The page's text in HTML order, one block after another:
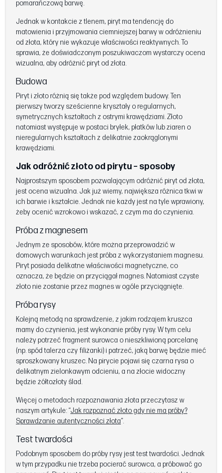
pomarańczową barwę.
Jednak w kontakcie z tlenem, piryt ma tendencję do
matowienia i przyjmowania ciemniejszej barwy w odróżnieniu
od złota, który nie wykazuje właściwości reaktywnych. To
sprawia, że doświadczonym poszukiwaczom wystarczy ocena
wizualna, aby odróżnić piryt od złota.
Budowa
Piryt i złoto różnią się także pod względem budowy. Ten
pierwszy tworzy sześcienne kryształy o regularnych,
symetrycznych kształtach z ostrymi krawędziami. Złoto
natomiast występuje w postaci bryłek, płatków lub ziaren o
nieregularnych kształtach z delikatnie zaokrąglonymi
krawędziami.
Jak odróżnić złoto od pirytu – sposoby
Najprostszym sposobem pozwalającym odróżnić piryt od złota,
jest ocena wizualna. Jak już wiemy, największa różnica tkwi w
ich barwie i kształcie. Jednak nie każdy jest na tyle wprawiony,
żeby ocenić wzrokowo i wskazać, z czym ma do czynienia.
Próba z magnesem
Jednym ze sposobów, które można przeprowadzić w
domowych warunkach jest próba z wykorzystaniem magnesu.
Piryt posiada delikatne właściwości magnetyczne, co
oznacza, że będzie on przyciągał magnes. Natomiast czyste
złoto nie zostanie przez magnes w ogóle przyciągnięte.
Próba rysy
Kolejną metodą na sprawdzenie, z jakim rodzajem kruszca
mamy do czynienia, jest wykonanie próby rysy. W tym celu
należy potrzeć fragment surowca o nieszkliwioną porcelanę
(np. spód talerza czy filiżanki) i patrzeć, jaką barwę będzie mieć
sproszkowany kruszec. Na pirycie pojawi się czarna rysa o
delikatnym zielonkawym odcieniu, a na złocie widoczny
będzie żółtozłoty ślad.
Więcej o metodach rozpoznawania złota przeczytasz w
naszym artykule: “Jak rozpoznać złoto gdy nie ma próby?
Sprawdzanie autentyczności złota”.
Test twardości
Podobnym sposobem do próby rysy jest test twardości. Jednak
w tym przypadku nie trzeba pocierać surowca, a próbować go